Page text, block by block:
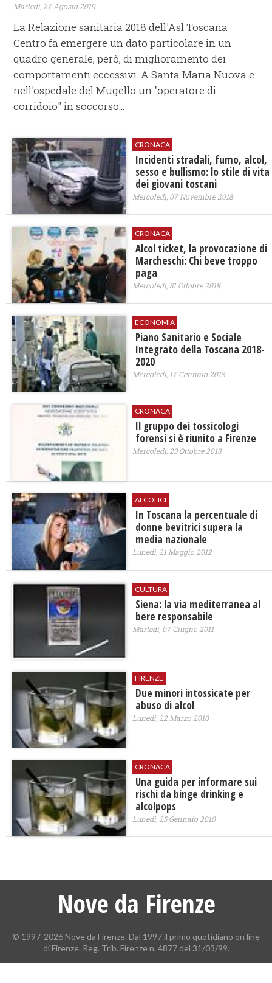
Martedì, 27 Agosto 2019
La Relazione sanitaria 2018 dell'Asl Toscana
Centro fa emergere un dato particolare in un
quadro generale, però, di miglioramento dei
comportamenti eccessivi. A Santa Maria Nuova e
nell'ospedale del Mugello un "operatore di
corridoio" in soccorso...
CRONACA
Incidenti stradali, fumo, alcol,
sesso e bullismo: lo stile di vita
dei giovani toscani
Mercoledì, 07 Novembre 2018
CRONACA
Alcol ticket, la provocazione di
Marcheschi: Chi beve troppo
paga
Mercoledì, 31 Ottobre 2018
ECONOMIA
Piano Sanitario e Sociale
Integrato della Toscana 2018-
2020
Mercoledì, 17 Gennaio 2018
CRONACA
Il gruppo dei tossicologi
forensi si è riunito a Firenze
Mercoledì, 23 Ottobre 2013
ALCOLICI
In Toscana la percentuale di
donne bevitrici supera la
media nazionale
Lunedì, 21 Maggio 2012
CULTURA
Siena: la via mediterranea al
bere responsabile
Martedì, 07 Giugno 2011
FIRENZE
Due minori intossicate per
abuso di alcol
Lunedì, 22 Marzo 2010
CRONACA
Una guida per informare sui
rischi da binge drinking e
alcolpops
Lunedì, 25 Gennaio 2010
Nove da Firenze
© 1997-2026 Nove da Firenze. Dal 1997 il primo quotidiano on line
di Firenze. Reg. Trib. Firenze n. 4877 del 31/03/99.